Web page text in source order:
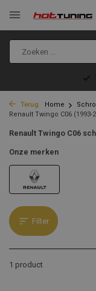
Terug Home
Renault Twingo C06 (1993-
Renault Twingo C06
Onze merken
Filter
1 product